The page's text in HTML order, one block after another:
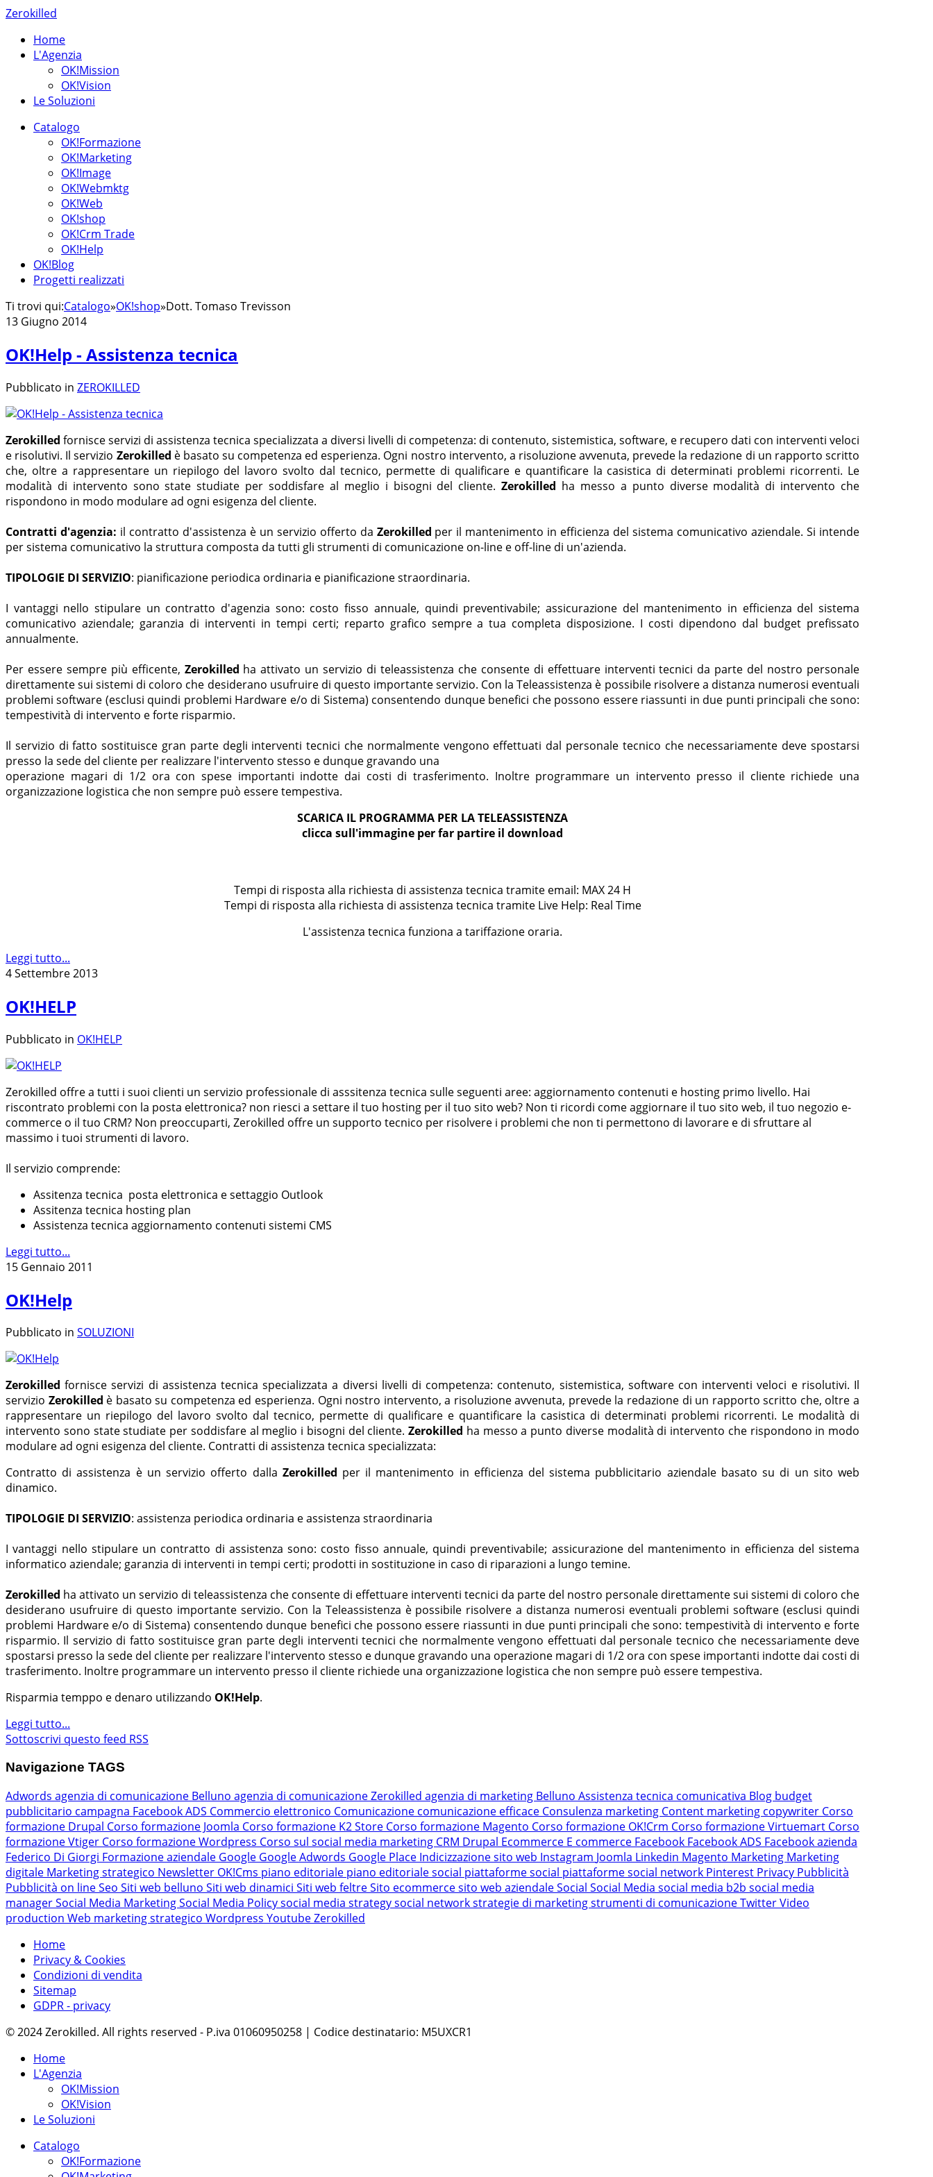
Zerokilled
Home
L'Agenzia
OK!Mission
OK!Vision
Le Soluzioni
Catalogo
OK!Formazione
OK!Marketing
OK!Image
OK!Webmktg
OK!Web
OK!shop
OK!Crm Trade
OK!Help
OK!Blog
Progetti realizzati
Ti trovi qui:Catalogo»OK!shop»Dott. Tomaso Trevisson
13 Giugno 2014
OK!Help - Assistenza tecnica
Pubblicato in ZEROKILLED
Zerokilled fornisce servizi di assistenza tecnica specializzata a diversi livelli di competenza: di contenuto, sistemistica, software, e recupero dati con interventi veloci
e risolutivi. Il servizio Zerokilled è basato su competenza ed esperienza. Ogni nostro intervento, a risoluzione avvenuta, prevede la redazione di un rapporto scritto
che, oltre a rappresentare un riepilogo del lavoro svolto dal tecnico, permette di qualificare e quantificare la casistica di determinati problemi ricorrenti. Le
modalità di intervento sono state studiate per soddisfare al meglio i bisogni del cliente.Zerokilled ha messo a punto diverse modalità di intervento che
rispondono in modo modulare ad ogni esigenza del cliente.
Contratti d'agenzia: il contratto d'assistenza è un servizio offerto da Zerokilled per il mantenimento in efficienza del sistema comunicativo aziendale. Si intende
per sistema comunicativo la struttura composta da tutti gli strumenti di comunicazione on-line e off-line di un'azienda.
TIPOLOGIE DI SERVIZIO: pianificazione periodica ordinaria e pianificazione straordinaria.
I vantaggi nello stipulare un contratto d'agenzia sono: costo fisso annuale, quindi preventivabile; assicurazione del mantenimento in efficienza del sistema
comunicativo aziendale; garanzia di interventi in tempi certi; reparto grafico sempre a tua completa disposizione. I costi dipendono dal budget prefissato
annualmente.
Per essere sempre più efficente, Zerokilled ha attivato un servizio di teleassistenza che consente di effettuare interventi tecnici da parte del nostro personale
direttamente sui sistemi di coloro che desiderano usufruire di questo importante servizio. Con la Teleassistenza è possibile risolvere a distanza numerosi eventuali
problemi software (esclusi quindi problemi Hardware e/o di Sistema) consentendo dunque benefici che possono essere riassunti in due punti principali che sono:
tempestività di intervento e forte risparmio.
Il servizio di fatto sostituisce gran parte degli interventi tecnici che normalmente vengono effettuati dal personale tecnico che necessariamente deve spostarsi
presso la sede del cliente per realizzare l'intervento stesso e dunque gravando una
operazione magari di 1/2 ora con spese importanti indotte dai costi di trasferimento. Inoltre programmare un intervento presso il cliente richiede una
organizzazione logistica che non sempre può essere tempestiva.
SCARICA IL PROGRAMMA PER LA TELEASSISTENZA
clicca sull'immagine per far partire il download
Tempi di risposta alla richiesta di assistenza tecnica tramite email: MAX 24 H
Tempi di risposta alla richiesta di assistenza tecnica tramite Live Help: Real Time
L'assistenza tecnica funziona a tariffazione oraria.
Leggi tutto...
4 Settembre 2013
OK!HELP
Pubblicato in OK!HELP
Zerokilled offre a tutti i suoi clienti un servizio professionale di asssitenza tecnica sulle seguenti aree: aggiornamento contenuti e hosting primo livello. Hai
riscontrato problemi con la posta elettronica? non riesci a settare il tuo hosting per il tuo sito web? Non ti ricordi come aggiornare il tuo sito web, il tuo negozio e-
commerce o il tuo CRM? Non preoccuparti, Zerokilled offre un supporto tecnico per risolvere i problemi che non ti permettono di lavorare e di sfruttare al
massimo i tuoi strumenti di lavoro.
Il servizio comprende:
Assitenza tecnica posta elettronica e settaggio Outlook
Assitenza tecnica hosting plan
Assistenza tecnica aggiornamento contenuti sistemi CMS
Leggi tutto...
15 Gennaio 2011
OK!Help
Pubblicato in SOLUZIONI
Zerokilled fornisce servizi di assistenza tecnica specializzata a diversi livelli di competenza: contenuto, sistemistica, software con interventi veloci e risolutivi. Il
servizio Zerokilled è basato su competenza ed esperienza. Ogni nostro intervento, a risoluzione avvenuta, prevede la redazione di un rapporto scritto che, oltre a
rappresentare un riepilogo del lavoro svolto dal tecnico, permette di qualificare e quantificare la casistica di determinati problemi ricorrenti. Le modalità di
intervento sono state studiate per soddisfare al meglio i bisogni del cliente. Zerokilled ha messo a punto diverse modalità di intervento che rispondono in modo
modulare ad ogni esigenza del cliente. Contratti di assistenza tecnica specializzata:
Contratto di assistenza è un servizio offerto dalla Zerokilled per il mantenimento in efficienza del sistema pubblicitario aziendale basato su di un sito web
dinamico.
TIPOLOGIE DI SERVIZIO: assistenza periodica ordinaria e assistenza straordinaria
I vantaggi nello stipulare un contratto di assistenza sono: costo fisso annuale, quindi preventivabile; assicurazione del mantenimento in efficienza del sistema
informatico aziendale; garanzia di interventi in tempi certi; prodotti in sostituzione in caso di riparazioni a lungo temine.
Zerokilled ha attivato un servizio di teleassistenza che consente di effettuare interventi tecnici da parte del nostro personale direttamente sui sistemi di coloro che
desiderano usufruire di questo importante servizio. Con la Teleassistenza è possibile risolvere a distanza numerosi eventuali problemi software (esclusi quindi
problemi Hardware e/o di Sistema) consentendo dunque benefici che possono essere riassunti in due punti principali che sono: tempestività di intervento e forte
risparmio. Il servizio di fatto sostituisce gran parte degli interventi tecnici che normalmente vengono effettuati dal personale tecnico che necessariamente deve
spostarsi presso la sede del cliente per realizzare l'intervento stesso e dunque gravando una operazione magari di 1/2 ora con spese importanti indotte dai costi di
trasferimento. Inoltre programmare un intervento presso il cliente richiede una organizzazione logistica che non sempre può essere tempestiva.
Risparmia temppo e denaro utilizzando OK!Help.
Leggi tutto...
Sottoscrivi questo feed RSS
Navigazione TAGS
Adwords agenzia di comunicazione Belluno agenzia di comunicazione Zerokilled agenzia di marketing Belluno Assistenza tecnica comunicativa Blog budget
pubblicitario campagna Facebook ADS Commercio elettronico Comunicazione comunicazione efficace Consulenza marketing Content marketing copywriter Corso
formazione Drupal Corso formazione Joomla Corso formazione K2 Store Corso formazione Magento Corso formazione OK!Crm Corso formazione Virtuemart Corso
formazione Vtiger Corso formazione Wordpress Corso sul social media marketing CRM Drupal Ecommerce E commerce Facebook Facebook ADS Facebook azienda
Federico Di Giorgi Formazione aziendale Google Google Adwords Google Place Indicizzazione sito web Instagram Joomla Linkedin Magento Marketing Marketing
digitale Marketing strategico Newsletter OK!Cms piano editoriale piano editoriale social piattaforme social piattaforme social network Pinterest Privacy Pubblicità
Pubblicità on lineSeo Siti web belluno Siti web dinamici Siti web feltreSito ecommercesito web aziendaleSocial Social Media social media b2b social media
managerSocial Media MarketingSocial Media Policysocial media strategysocial networkstrategie di marketingstrumenti di comunicazioneTwitterVideo
production Web marketing strategico Wordpress YoutubeZerokilled
Home
Privacy & Cookies
Condizioni di vendita
Sitemap
GDPR - privacy
© 2024 Zerokilled. All rights reserved - P.iva 01060950258 | Codice destinatario: M5UXCR1
Home
L'Agenzia
OK!Mission
OK!Vision
Le Soluzioni
Catalogo
OK!Formazione